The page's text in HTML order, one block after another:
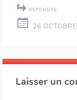
RÉPONDRE
26
Laisser un